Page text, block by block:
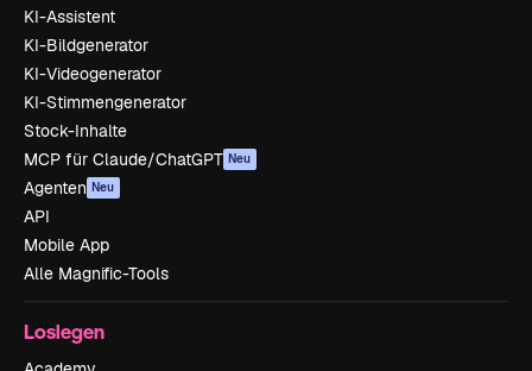
KI-Assistent
KI-Bildgenerator
KI-Videogenerator
KI-Stimmengenerator
Stock-Inhalte
MCP für Claude/ChatGPT Neu
Agenten Neu
API
Mobile App
Alle Magnific-Tools
Loslegen